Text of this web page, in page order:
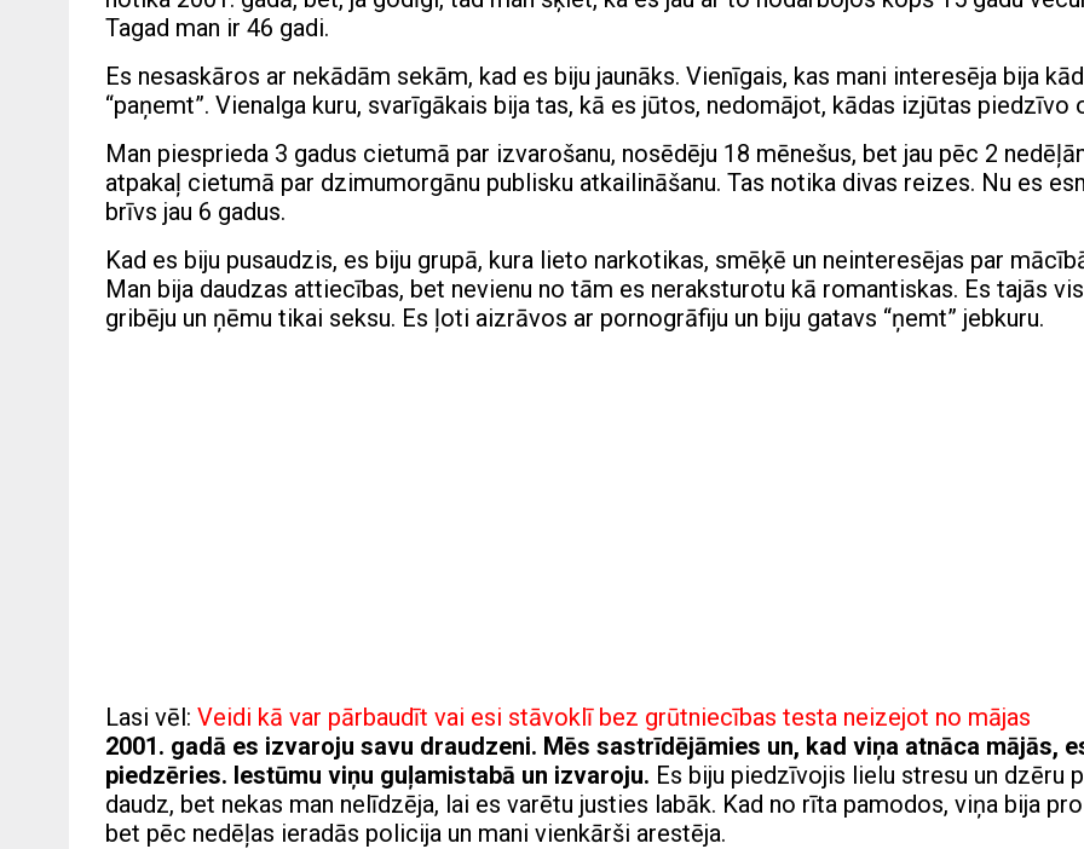
Tagad man ir 46 gadi.
Es nesaskāros ar nekādām sekām, kad es biju jaunāks. Vienīgais, kas mani interesēja bija
“paņemt”. Vienalga kuru, svarīgākais bija tas, kā es jūtos, nedomājot, kādas izjūtas piedzīvo
Man piesprieda 3 gadus cietumā par izvarošanu, nosēdēju 18 mēnešus, bet jau pēc 2
atpakaļ cietumā par dzimumorgānu publisku atkailināšanu. Tas notika divas reizes. Nu es
brīvs jau 6 gadus.
Kad es biju pusaudzis, es biju grupā, kura lieto narkotikas, smēķē un neinteresējas par
Man bija daudzas attiecības, bet nevienu no tām es neraksturotu kā romantiskas. Es tajās
gribēju un ņēmu tikai seksu. Es ļoti aizrāvos ar pornogrāfiju un biju gatavs “ņemt” jebkuru.
Lasi vēl: Veidi kā var pārbaudīt vai esi stāvoklī bez grūtniecības testa neizejot no mājas
2001. gadā es izvaroju savu draudzeni. Mēs sastrīdējāmies un, kad viņa atnāca mājās,
piedzēries. Iestūmu viņu guļamistabā un izvaroju. Es biju piedzīvojis lielu stresu un dzēru
daudz, bet nekas man nelīdzēja, lai es varētu justies labāk. Kad no rīta pamodos, viņa bija
bet pēc nedēļas ieradās policija un mani vienkārši arestēja.